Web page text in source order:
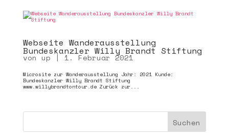
Webseite Wanderausstellung
Bundeskanzler Willy Brandt Stiftung
von up | 1. Februar 2021
Microsite zur Wanderausstellung Jahr: 2021 Kunde:
Bundeskanzler Willy Brandt Stiftung
www.willybrandtontour.de Zurück zur...